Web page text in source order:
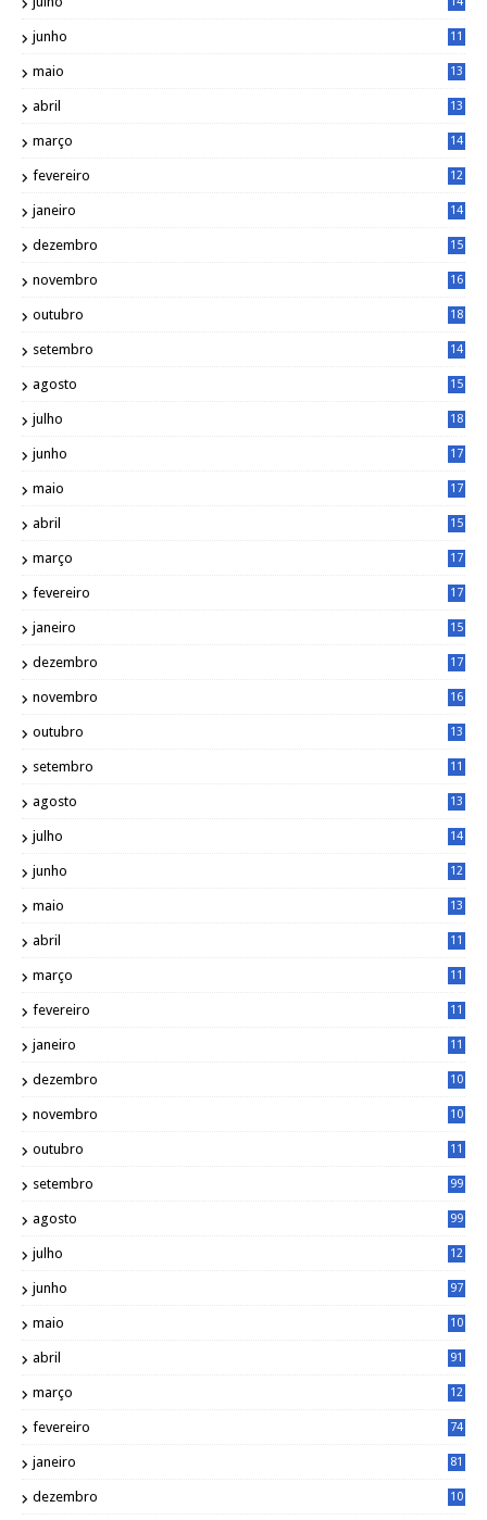
junho
11
maio
13
abril
13
março
14
fevereiro
12
janeiro
14
dezembro
15
novembro
16
outubro
18
setembro
14
agosto
15
julho
18
junho
17
maio
17
abril
15
março
17
fevereiro
17
janeiro
15
dezembro
17
novembro
16
outubro
13
setembro
11
agosto
13
julho
14
junho
12
maio
13
abril
11
março
11
fevereiro
11
janeiro
11
dezembro
10
novembro
10
outubro
11
setembro 99
agosto 99
julho
12
junho 97
maio
10
abril 91
março
12
fevereiro 74
janeiro 81
dezembro
10